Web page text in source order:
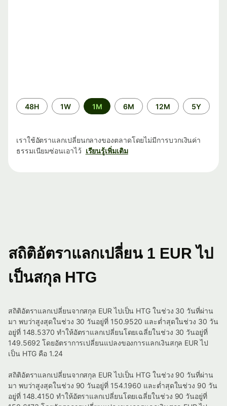
ระยะ
เวลา
48H 1W 1M 6M 12M 5Y
เราใช้อัตราแลกเปลี่ยนกลางของตลาดโดยไม่มีการบวกเงินค่า
ธรรมเนียมซ่อนเอาไว้ เรียนรู้เพิ่มเติม
สถิติอัตราแลกเปลี่ยน 1 EUR ไป
เป็นสกุล HTG
สถิติอัตราแลกเปลี่ยนจากสกุล EUR ไปเป็น HTG ในช่วง 30 วันที่ผ่าน
มา พบว่าสูงสุดในช่วง 30 วันอยู่ที่ 150.9520 และต่ำสุดในช่วง 30 วัน
อยู่ที่ 148.5370 ทำให้อัตราแลกเปลี่ยนโดยเฉลี่ยในช่วง 30 วันอยู่ที่
149.5692 โดยอัตราการเปลี่ยนแปลงของการแลกเงินสกุล EUR ไป
เป็น HTG คือ 1.24
สถิติอัตราแลกเปลี่ยนจากสกุล EUR ไปเป็น HTG ในช่วง 90 วันที่ผ่าน
มา พบว่าสูงสุดในช่วง 90 วันอยู่ที่ 154.1960 และต่ำสุดในช่วง 90 วัน
อยู่ที่ 148.4150 ทำให้อัตราแลกเปลี่ยนโดยเฉลี่ยในช่วง 90 วันอยู่ที่